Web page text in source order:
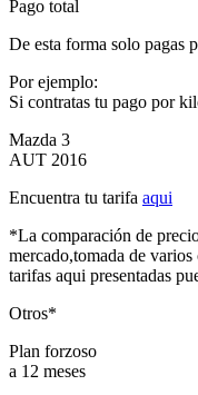
Pago total
De esta forma solo pagas
Por ejemplo:
Si contratas tu pago por
Mazda 3
AUT 2016
Encuentra tu tarifa aqui
*La comparación de
mercado,tomada de
tarifas aqui presentadas
Otros*
Plan forzoso
a 12 meses